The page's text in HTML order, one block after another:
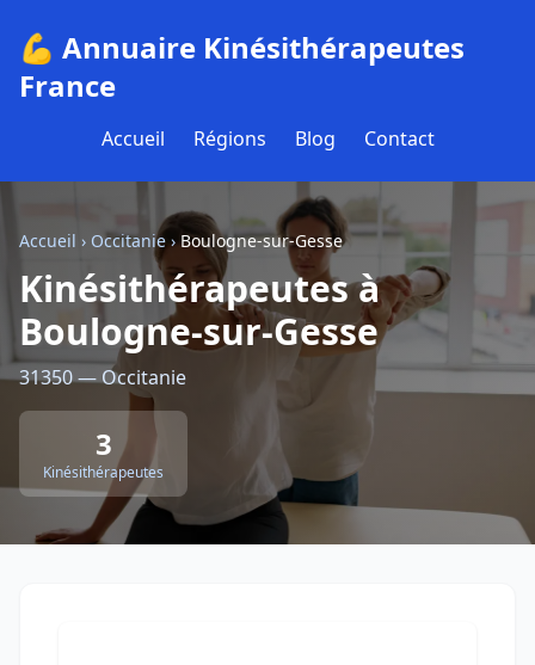
💪 Annuaire Kinésithérapeutes
France
Accueil Régions Blog Contact
Accueil › Occitanie›Boulogne-sur-Gesse
Kinésithérapeutes à
Boulogne-sur-Gesse
31350 — Occitanie
3
Kinésithérapeutes